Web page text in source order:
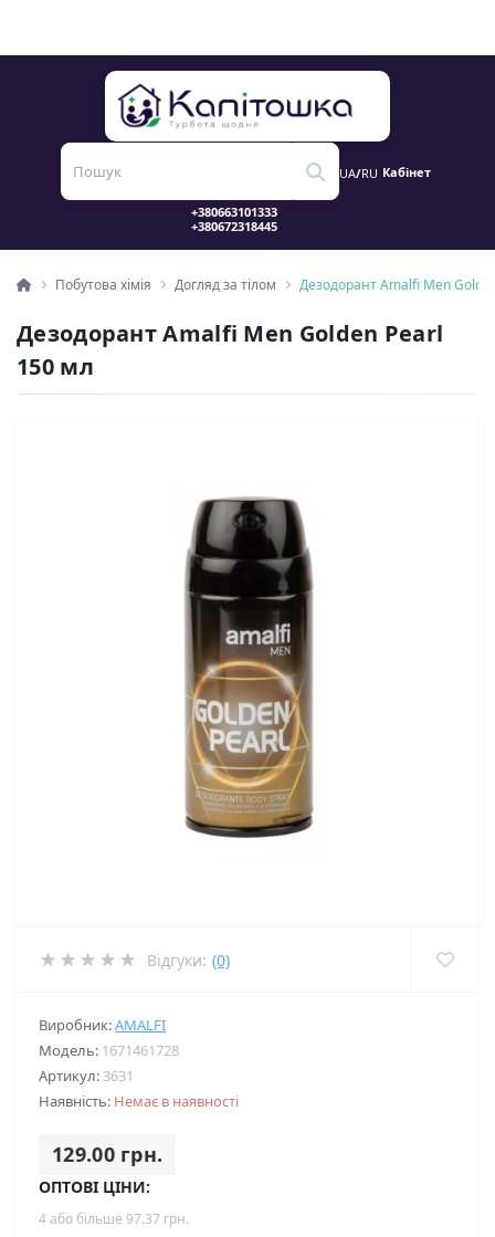
UA/RU Кабінет
Побутова хімія Догляд за тілом Дезодорант Amalfi Men
Дезодорант Amalfi Men Golden Pearl
150 мл
Відгуки: (0)
Виробник:AMALFI
Модель: 1671461728
Артикул: 3631
Наявність: Немає в наявності
129.00 грн.
ОПТОВІ ЦІНИ:
4 або більше 97.37 грн.